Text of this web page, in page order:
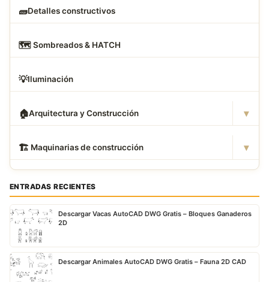
🧱Detalles constructivos
🗺️ Sombreados & HATCH
💡Iluminación
🏠Arquitectura y Construcción ▾
🏗 ️ Maquinarias de construcción ▾
ENTRADAS RECIENTES
Descargar Vacas AutoCAD DWG Gratis – Bloques Ganaderos
2D
Descargar Animales AutoCAD DWG Gratis – Fauna 2D CAD